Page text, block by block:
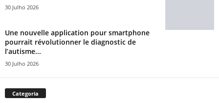
30 Julho 2026
Une nouvelle application pour smartphone
pourrait révolutionner le diagnostic de
l’autisme...
30 Julho 2026
Categoria